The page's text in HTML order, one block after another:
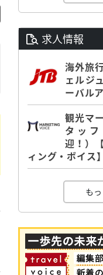
求人情報
海外旅
ェルジ
ーバル
観光マ
タッ
迎！）
ィング・ボイス】
も